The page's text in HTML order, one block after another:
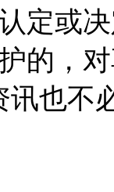
定或
的，
讯也不